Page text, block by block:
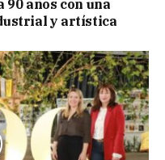
años con una
y artística